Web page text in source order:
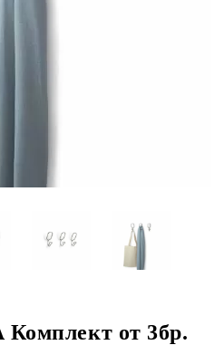
Комплект от 3бр.